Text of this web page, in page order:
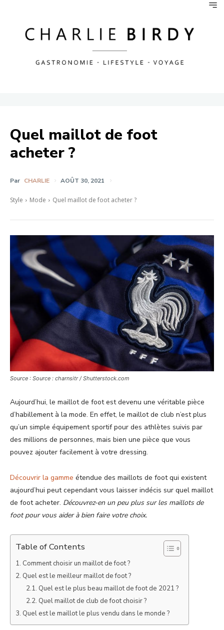
Quel maillot de foot
acheter ?
Par CHARLIE AOÛT 30, 2021
Style Mode Quel maillot de foot acheter ?
Source : Source : charnsitr / Shutterstock.com
Aujourd’hui, le maillot de foot est devenu une véritable pièce
d’habillement à la mode. En effet, le maillot de club n’est plus
qu’un simple équipement sportif pour des athlètes suivis par
des millions de personnes, mais bien une pièce que vous
pouvez ajouter facilement à votre dressing.
Découvrir la gamme étendue des maillots de foot qui existent
aujourd’hui peut cependant vous laisser indécis sur quel maillot
de foot acheter. Découvrez-en un peu plus sur les maillots de
foot pour vous aider à bien faire votre choix.
Table of Contents
Comment choisir un maillot de foot ?
Quel est le meilleur maillot de foot ?
Quel est le plus beau maillot de foot de 2021 ?
Quel maillot de club de foot choisir ?
Quel est le maillot le plus vendu dans le monde ?